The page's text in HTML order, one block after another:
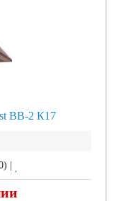
ВВ-2 К17